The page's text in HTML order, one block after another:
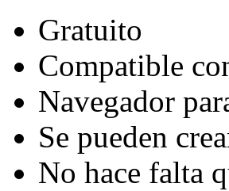
Gratuito
Compatible
Navegador
Se pueden
No hace falta